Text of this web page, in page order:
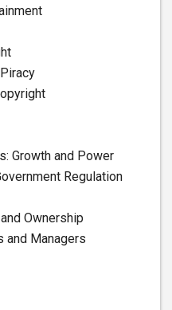
Growth and Power
Regulation
Ownership
and Managers